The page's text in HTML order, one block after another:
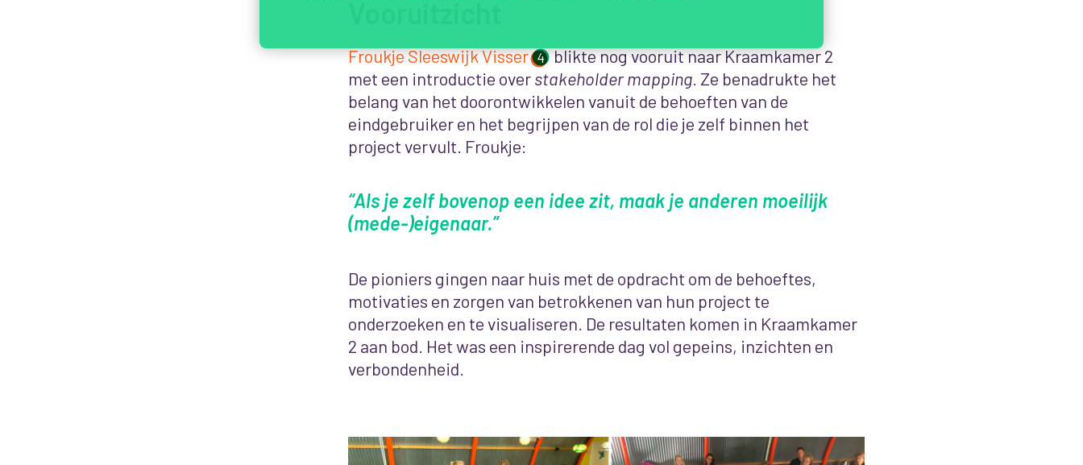
Froukje Sleeswijk Visser 4 bliktenog vooruit naar Kraamkamer 2
met een introductie overstakeholder mapping. Ze benadrukte het
belang van het doorontwikkelen vanuit de behoeften van de
eindgebruiker en het begrijpen van de rol die je zelf binnen het
project vervult. Froukje:
“Als je zelf bovenop een idee zit, maak je anderen moeilijk
(mede-)eigenaar.”
De pioniers gingen naar huis met de opdracht om de behoeftes,
motivaties en zorgen van betrokkenen van hun project te
onderzoeken en te visualiseren. De resultaten komen in Kraamkamer
2 aan bod. Het was een inspirerende dag vol gepeins, inzichten en
verbondenheid.